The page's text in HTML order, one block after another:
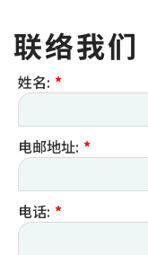
联络我们
姓名: *
电邮地址: *
电话: *